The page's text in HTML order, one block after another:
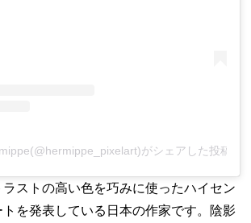
がシェアした投稿
ストの高い色を巧みに使ったハイセン
を発表している日本の作家です。陰影